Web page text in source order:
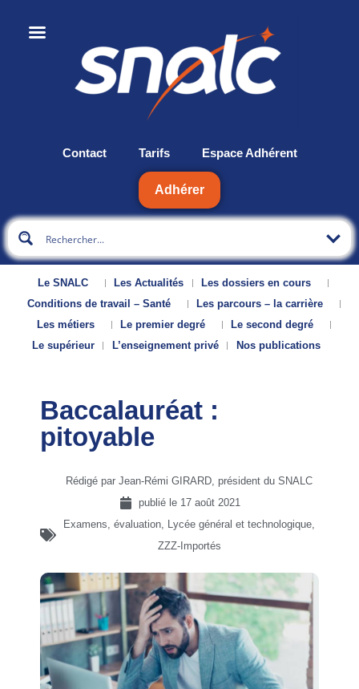
Contact Tarifs Espace Adhérent
Adhérer
Le SNALC Les Actualités
Les dossiers en cours
Conditions de travail – Santé
Les parcours – la carrière
Les métiers
Le premier degré
Le second degré
Le supérieur
L’enseignement privé Nos publications
Baccalauréat :
pitoyable
Rédigé par Jean-Rémi GIRARD, président du SNALC
publié le 17 août 2021
Examens, évaluation, Lycée général et technologique,
ZZZ-Importés